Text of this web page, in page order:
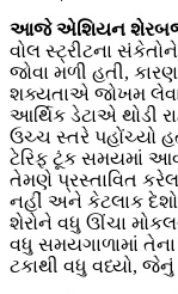
આજે એશિયન
વોલ સ્ટ્રીટના
જોવા મળી હતી,
શક્યતાએ જોખમ
આર્થિક ડેટાએ થોડી
ઉચ્ચ સ્તરે પહોંચ્યો
ટેરિફ ટૂંક સમયમાં
તેમણે પ્રસ્તાવિત
નહીં અને કેટલાક
શેરોને વધુ ઊંચા
વધુ સમયગાળામાં
ટકાથી વધુ વધ્યો,